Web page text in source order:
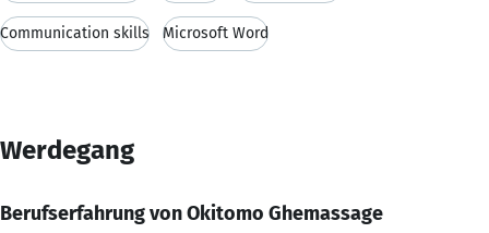
Communication skills Microsoft Word
Werdegang
Berufserfahrung von Okitomo Ghemassage